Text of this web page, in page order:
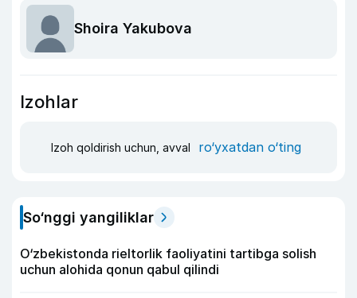
Shoira Yakubova
Izohlar
Izoh qoldirish uchun, avval ro‘yxatdan o‘ting
So‘nggi yangiliklar
O‘zbekistonda rieltorlik faoliyatini tartibga solish
uchun alohida qonun qabul qilindi